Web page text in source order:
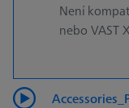
Není
nebo VAST